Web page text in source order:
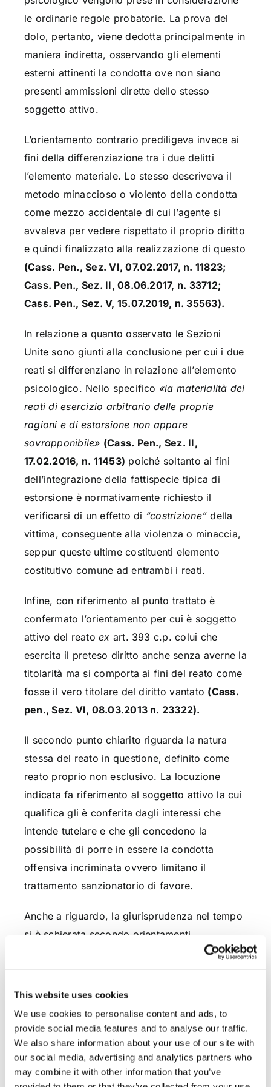
This website uses cookies
We use cookies to personalise content and ads, to
provide social media features and to analyse our traffic.
We also share information about your use of our site with
our social media, advertising and analytics partners who
may combine it with other information that you’ve
le ordinarie regole probatorie. La prova del
dolo, pertanto, viene dedotta principalmente in
maniera indiretta, osservando gli elementi
esterni attinenti la condotta ove non siano
presenti ammissioni dirette dello stesso
soggetto attivo.
L’orientamento contrario prediligeva invece ai
fini della differenziazione tra i due delitti
l’elemento materiale. Lo stesso descriveva il
metodo minaccioso o violento della condotta
come mezzo accidentale di cui l’agente si
avvaleva per vedere rispettato il proprio diritto
e quindi finalizzato alla realizzazione di questo
(Cass. Pen., Sez. VI, 07.02.2017, n. 11823;
Cass. Pen., Sez. II, 08.06.2017, n. 33712;
Cass. Pen., Sez. V, 15.07.2019, n. 35563).
In relazione a quanto osservato le Sezioni
Unite sono giunti alla conclusione per cui i due
reati si differenziano in relazione all’elemento
psicologico. Nello specifico «la materialità dei
reati di esercizio arbitrario delle proprie
ragioni e di estorsione non appare
sovrapponibile» (Cass. Pen., Sez. II,
17.02.2016, n. 11453) poiché soltanto ai fini
dell’integrazione della fattispecie tipica di
estorsione è normativamente richiesto il
verificarsi di un effetto di “costrizione” della
vittima, conseguente alla violenza o minaccia,
seppur queste ultime costituenti elemento
costitutivo comune ad entrambi i reati.
Infine, con riferimento al punto trattato è
confermato l’orientamento per cui è soggetto
attivo del reatoex art. 393 c.p. colui che
esercita il preteso diritto anche senza averne la
titolarità ma si comporta ai fini del reato come
fosse il vero titolare del diritto vantato (Cass.
pen., Sez. VI, 08.03.2013 n. 23322).
Il secondo punto chiarito riguarda la natura
stessa del reato in questione, definito come
reato proprio non esclusivo. La locuzione
indicata fa riferimento al soggetto attivo la cui
qualifica gli è conferita dagli interessi che
intende tutelare e che gli concedono la
possibilità di porre in essere la condotta
offensiva incriminata ovvero limitano il
trattamento sanzionatorio di favore.
Anche a riguardo, la giurisprudenza nel tempo
si è schierata secondo orientamenti
contrapposti. Una parte ha infatti sostenuto,
dell’articolo 393 c.p. che si trattasse di un
L’orientamento più recente definisce invece il
reato come“proprio di mano propria”in
quanto è legittimato a commetterlo solo il